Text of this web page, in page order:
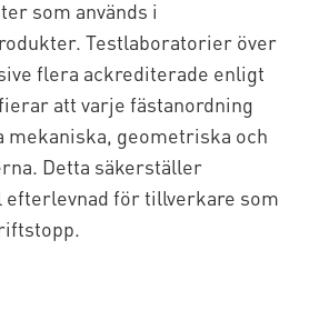
som används i
Testlaboratorier över
flera ackrediterade enligt
att varje fästanordning
mekaniska, geometriska och
Detta säkerställer
efterlevnad för tillverkare som